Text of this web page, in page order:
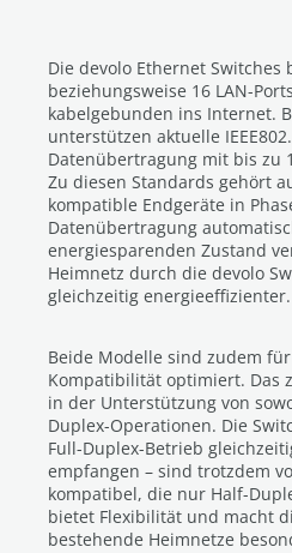
Die devolo Ethernet
beziehungsweise 16 LAN-
kabelgebunden ins Internet.
unterstützen aktuelle
Datenübertragung mit bis zu
Zu diesen Standards gehört
kompatible Endgeräte in
Datenübertragung
energiesparenden Zustand
Heimnetz durch die devolo
gleichzeitig energieeffizienter.
Beide Modelle sind zudem
Kompatibilität optimiert. Das
in der Unterstützung von
Duplex-Operationen. Die
Full-Duplex-Betrieb
empfangen – sind trotzdem
kompatibel, die nur Half-
bietet Flexibilität und macht
bestehende Heimnetze